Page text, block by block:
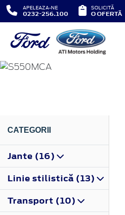
APELEAZA-NE
0232-256.100
SOLICITĂ
O OFERTĂ
MUSTANG
CATEGORII
Jante (16)
Linie stilistică (13)
Transport (10)